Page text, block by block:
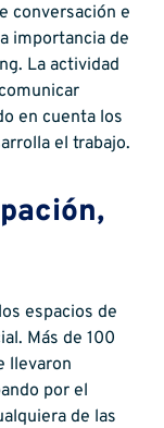
conversación e
importancia de
La actividad
en cuenta los
el trabajo.
espacios de
Más de 100
llevaron
por el
de las